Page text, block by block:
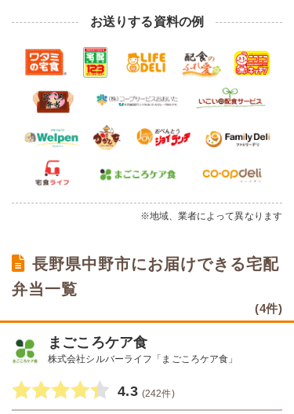
お送りする資料の例
※地域、業者によって異なります
長野県中野市にお届けできる宅配
弁当一覧
(4件)
まごころケア食
株式会社シルバーライフ「まごころケア食」
4.3 (242件)